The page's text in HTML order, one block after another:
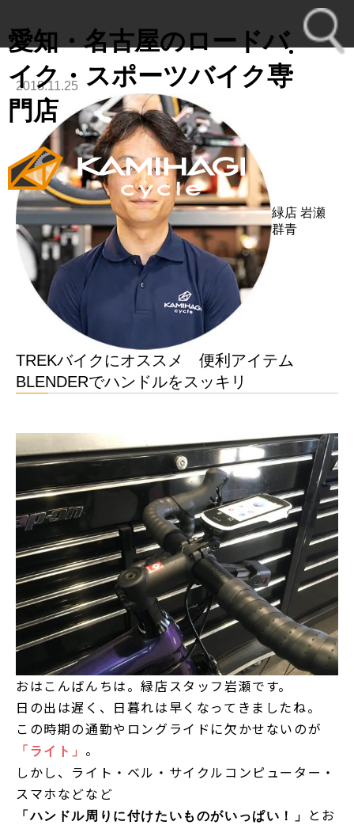
愛知・名古屋のロードバ
イク・スポーツバイク専
門店
2018.11.25
緑店 岩瀬
群青
TREKバイクにオススメ 便利アイテム
BLENDERでハンドルをスッキリ
おはこんばんちは。緑店スタッフ岩瀬です。
日の出は遅く、日暮れは早くなってきましたね。
この時期の通勤やロングライドに欠かせないのが
「ライト」 。
しかし、ライト・ベル・サイクルコンピューター・
スマホなどなど
「ハンドル周りに付けたいものがいっぱい！」
とお